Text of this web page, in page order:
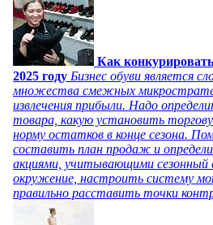
Как
2025 году Бизнес обуви является
множества смежных
извлечения прибыли. Надо
товара, какую установить
норму остатков в конце сезона.
составить план продаж и
акциями, учитывающими сезонный
окружение, настроить систему
правильно расставить точки